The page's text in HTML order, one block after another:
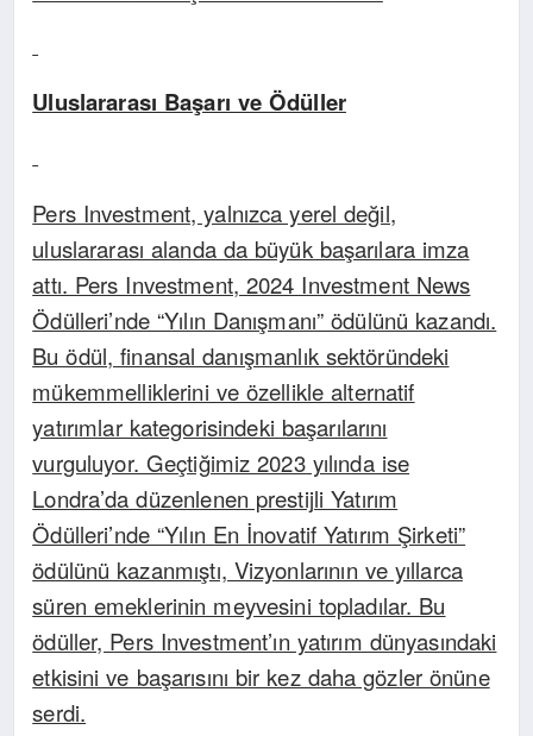
Uluslararası Başarı ve Ödüller
Pers Investment, yalnızca yerel değil,
uluslararası alanda da büyük başarılara imza
attı. Pers Investment, 2024 Investment News
Ödülleri’nde “Yılın Danışmanı” ödülünü kazandı.
Bu ödül, finansal danışmanlık sektöründeki
mükemmelliklerini ve özellikle alternatif
yatırımlar kategorisindeki başarılarını
vurguluyor. Geçtiğimiz 2023 yılında ise
Londra’da düzenlenen prestijli Yatırım
Ödülleri’nde “Yılın En İnovatif Yatırım Şirketi”
ödülünü kazanmıştı, Vizyonlarının ve yıllarca
süren emeklerinin meyvesini topladılar. Bu
ödüller, Pers Investment’ın yatırım dünyasındaki
etkisini ve başarısını bir kez daha gözler önüne
serdi.